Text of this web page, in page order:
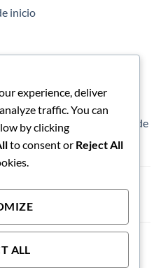
inicio
- Caja de inicio - Héroes de
Juego de Tablero
experience, deliver
traffic. You can
by clicking
to consent or Reject All
ALL